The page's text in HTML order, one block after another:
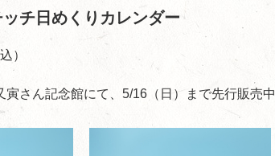
チ日めくりカレンダー
）
寅さん記念館にて、5/16（日）まで先行販売中